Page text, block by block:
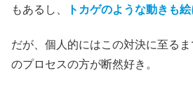
もあるし、
トカゲのような動きも絵
だが、個人的にはこの対決に至る
のプロセスの方が断然好き。